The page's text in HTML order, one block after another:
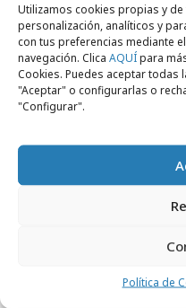
Utilizamos cookies propias y
personalización, analíticos y
con tus preferencias mediante
navegación. Clica AQUÍpara
Cookies. Puedes aceptar
"Aceptar" o configurarlas o
"Configurar".
Política de
martes, 30 de junio 2026
Lexus hace del